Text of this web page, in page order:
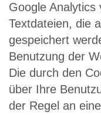
Google Analytics
Textdateien, die
gespeichert
Benutzung der
Die durch den
über Ihre
der Regel an